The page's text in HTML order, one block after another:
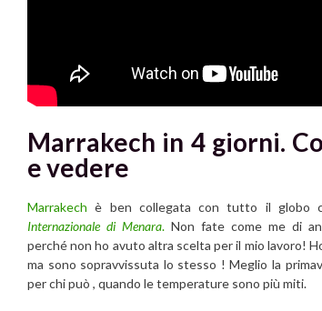
Marrakech in 4 giorni.
e vedere
Marrakech è ben collegata con tutto il globo
Internazionale di Menara.Non fate come me di
perché non ho avuto altra scelta per il mio lavoro!
ma sono sopravvissuta lo stesso ! Meglio la
per chi può , quando le temperature sono più miti.